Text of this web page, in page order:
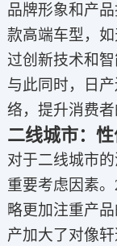
品牌形象和产
款高端车型，
过创新技术和
与此同时，日
络，提升消费者
二线城市：
对于二线城市
重要考虑因素
略更加注重产
产加大了对像